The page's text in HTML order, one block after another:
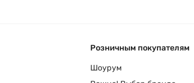
Розничным покупателям
Шоурум